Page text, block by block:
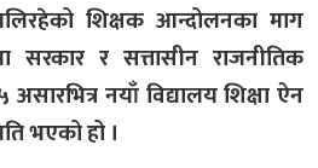
शिक्षक आन्दोलनका माग
सरकार र सत्तासीन राजनीतिक
नयाँ विद्यालय शिक्षा ऐन
भएको हो ।